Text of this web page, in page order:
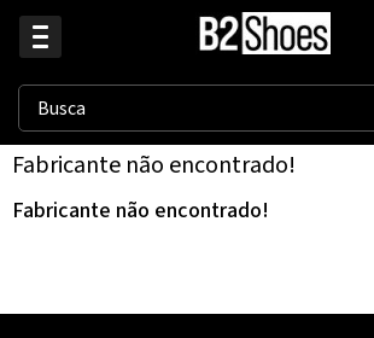
Fabricante não encontrado!
Fabricante não encontrado!